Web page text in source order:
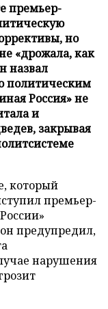
премьер-
но
«дрожала, как
назвал
политическим
Россия» не
и
закрывая
который
премьер-
предупредил,
нарушения